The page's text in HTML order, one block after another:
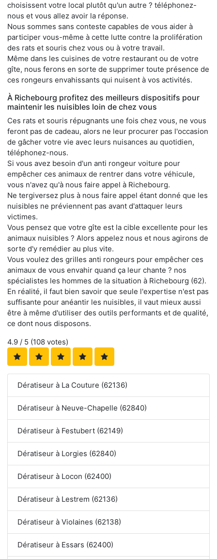
choisissent votre local plutôt qu'un autre ? téléphonez-
nous et vous allez avoir la réponse.
Nous sommes sans conteste capables de vous aider à
participer vous-même à cette lutte contre la prolifération
des rats et souris chez vous ou à votre travail.
Même dans les cuisines de votre restaurant ou de votre
gîte, nous ferons en sorte de supprimer toute présence de
ces rongeurs envahissants qui nuisent à vos activités.
À Richebourg profitez des meilleurs dispositifs pour
maintenir les nuisibles loin de chez vous
Ces rats et souris répugnants une fois chez vous, ne vous
feront pas de cadeau, alors ne leur procurer pas l'occasion
de gâcher votre vie avec leurs nuisances au quotidien,
téléphonez-nous.
Si vous avez besoin d'un anti rongeur voiture pour
empêcher ces animaux de rentrer dans votre véhicule,
vous n'avez qu'à nous faire appel à Richebourg.
Ne tergiversez plus à nous faire appel étant donné que les
nuisibles ne préviennent pas avant d'attaquer leurs
victimes.
Vous pensez que votre gîte est la cible excellente pour les
animaux nuisibles ? Alors appelez nous et nous agirons de
sorte d'y remédier au plus vite.
Vous voulez des grilles anti rongeurs pour empêcher ces
animaux de vous envahir quand ça leur chante ? nos
spécialistes les hommes de la situation à Richebourg (62).
En réalité, il faut bien savoir que seule l'expertise n'est pas
suffisante pour anéantir les nuisibles, il vaut mieux aussi
être à même d'utiliser des outils performants et de qualité,
ce dont nous disposons.
4.9 / 5 (108 votes)
Dératiseur à La Couture (62136)
Dératiseur à Neuve-Chapelle (62840)
Dératiseur à Festubert (62149)
Dératiseur à Lorgies (62840)
Dératiseur à Locon (62400)
Dératiseur à Lestrem (62136)
Dératiseur à Violaines (62138)
Dératiseur à Essars (62400)